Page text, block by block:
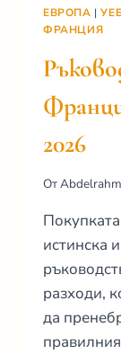
ЕВРОПА |
ФРАНЦИЯ
2026
От
истинска
разходи,
да